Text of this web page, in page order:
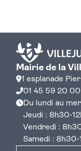
Mairie de la
1 esplanade
01 45 59 20 00
Du lundi au
Jeudi : 8h30-
Vendredi :
Samedi : 8h30-